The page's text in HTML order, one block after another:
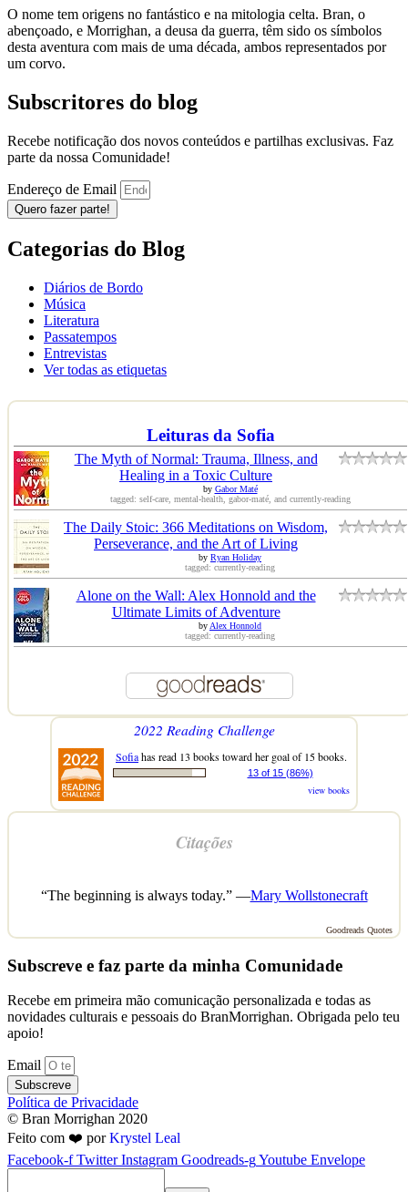
O nome tem origens no fantástico e na mitologia celta. Bran, o
abençoado, e Morrighan, a deusa da guerra, têm sido os símbolos
desta aventura com mais de uma década, ambos representados por
um corvo.
Subscritores do blog
Recebe notificação dos novos conteúdos e partilhas exclusivas. Faz
parte da nossa Comunidade!
Endereço de Email
Quero fazer parte!
Categorias do Blog
Diários de Bordo
Música
Literatura
Passatempos
Entrevistas
Ver todas as etiquetas
Leituras da Sofia
The Myth of Normal: Trauma, Illness, and
Healing in a Toxic Culture
by Gabor Maté
tagged: self-care, mental-health, gabor-maté, and currently-reading
The Daily Stoic: 366 Meditations on Wisdom,
Perseverance, and the Art of Living
by Ryan Holiday
tagged: currently-reading
Alone on the Wall: Alex Honnold and the
Ultimate Limits of Adventure
byAlex Honnold
tagged: currently-reading
2022 Reading Challenge
Sofiahas read 13 books toward her goal of 15 books.
13 of 15 (86%)
view books
Citações
“The beginning is always today.” —Mary Wollstonecraft
Goodreads Quotes
Subscreve e faz parte da minha Comunidade
Recebe em primeira mão comunicação personalizada e todas as
novidades culturais e pessoais do BranMorrighan. Obrigada pelo teu
apoio!
Email
Subscreve
Política de Privacidade
© Bran Morrighan 2020
Feito com ❤️ porKrystel Leal
Facebook-f Twitter Instagram Goodreads-gYoutube Envelope